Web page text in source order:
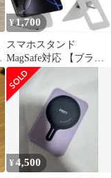
¥1,700
スマホスタンド
MagSafe対応 【ブラッ
ク】 七変化マルチスタ
ンド
¥4,500